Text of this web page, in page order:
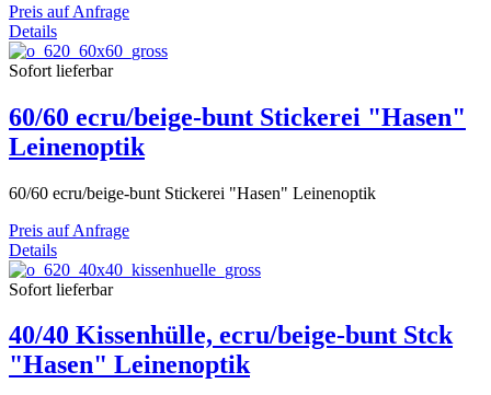
Preis auf Anfrage
Details
Sofort lieferbar
60/60 ecru/beige-bunt Stickerei "Hasen"
Leinenoptik
60/60 ecru/beige-bunt Stickerei "Hasen" Leinenoptik
Preis auf Anfrage
Details
Sofort lieferbar
40/40 Kissenhülle, ecru/beige-bunt Stck
"Hasen" Leinenoptik